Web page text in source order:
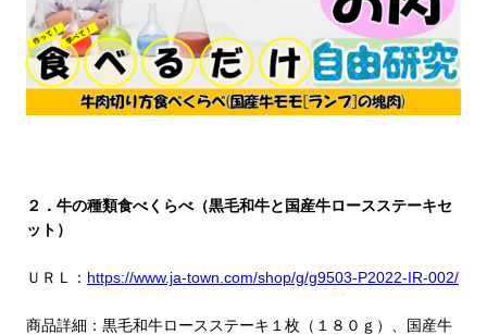
２．牛の種類食べくらべ（黒毛和牛と国産牛ロースステーキセ
ット）
ＵＲＬ： https://www.ja-town.com/shop/g/g9503-P2022-IR-002/
商品詳細：黒毛和牛ロースステーキ１枚（１８０ｇ）、国産牛